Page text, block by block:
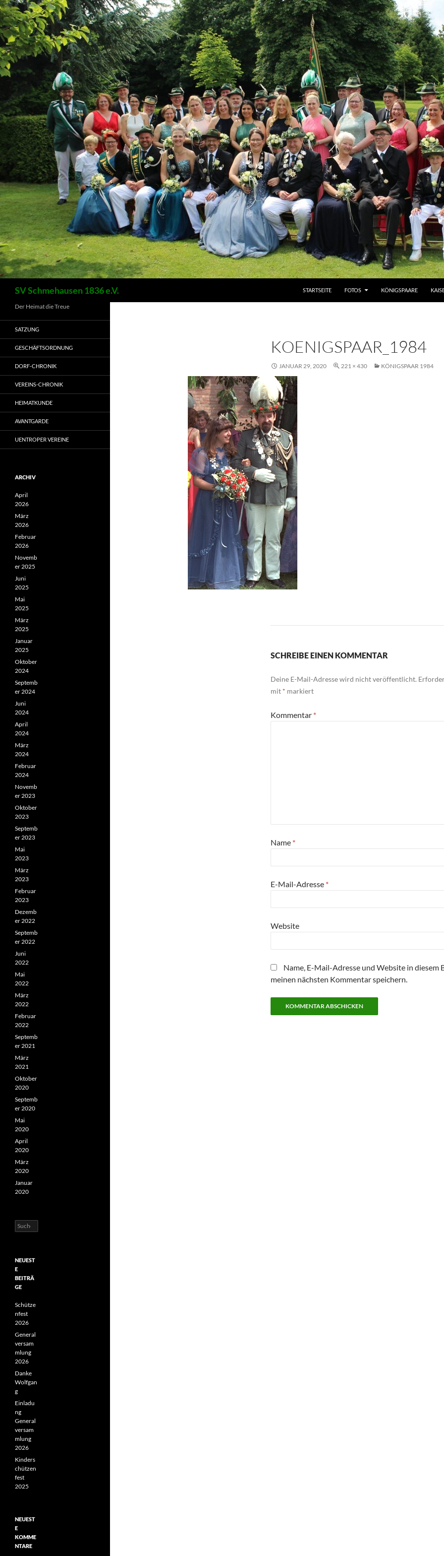
SV Schmehausen 1836 e.V.
STARTSEITE
FOTOS KÖNIGSPAARE
KOENIGSPAAR_1984
JANUAR 29, 2020 221 × 430 KÖNIGSPAAR 1984
SCHREIBE EINEN KOMMENTAR
Deine E-Mail-Adresse wird nicht veröffentlicht.
mit * markiert
Kommentar *
Name *
E-Mail-Adresse *
Website
Name, E-Mail-Adresse und Website in diesem
meinen nächsten Kommentar speichern.
Der Heimat die Treue
SATZUNG
GESCHÄFTSORDNUNG
DORF-CHRONIK
VEREINS-CHRONIK
HEIMATKUNDE
AVANTGARDE
UENTROPER VEREINE
ARCHIV
April
2026
März
2026
Februar
2026
Novemb
er 2025
Juni
2025
Mai
2025
März
2025
Januar
2025
Oktober
2024
Septemb
er 2024
Juni
2024
April
2024
März
2024
Februar
2024
Novemb
er 2023
Oktober
2023
Septemb
er 2023
Mai
2023
März
2023
Februar
2023
Dezemb
er 2022
Septemb
er 2022
Juni
2022
Mai
2022
März
2022
Februar
2022
Septemb
er 2021
März
2021
Oktober
2020
Septemb
er 2020
Mai
2020
April
2020
März
2020
Januar
2020
Suchen
nach:
NEUEST
E
BEITRÄ
GE
Schütze
nfest
2026
General
versam
mlung
2026
Danke
Wolfgan
g
Einladu
ng
General
versam
mlung
2026
Kinders
chützen
fest
2025
NEUEST
E
KOMME
NTARE